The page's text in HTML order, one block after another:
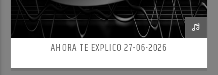
AHORA TE EXPLICO 27-06-2026